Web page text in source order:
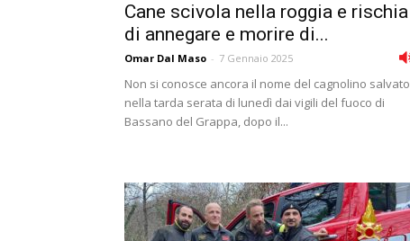
Cane scivola nella roggia e rischia
di annegare e morire di...
Omar Dal Maso - 7 Gennaio 2025
Non si conosce ancora il nome del cagnolino salvato
nella tarda serata di lunedì dai vigili del fuoco di
Bassano del Grappa, dopo il...